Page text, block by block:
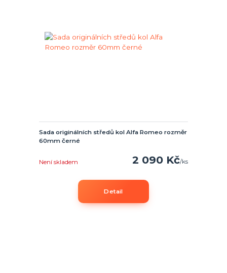
Sada originálních středů kol Alfa Romeo rozměr
60mm černé
2 090 Kč/ks
Není skladem
Detail